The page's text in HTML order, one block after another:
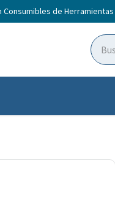
Consumibles de